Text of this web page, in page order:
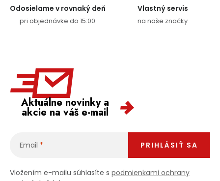
Odosielame v rovnaký deň
pri objednávke do 15:00
Vlastný servis
na naše značky
Aktuálne novinky a
akcie na váš e-mail
Email
Vložením e-mailu súhlasíte s podmienkami ochrany
PRIHLÁSIŤ SA